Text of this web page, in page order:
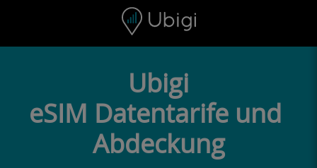
Navigationsleiste Fußzeile
Ubigi
eSIM Datentarife und
Abdeckung